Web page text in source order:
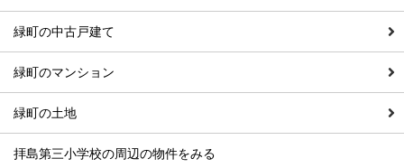
緑町の中古戸建て
緑町のマンション
緑町の土地
拝島第三小学校の周辺の物件をみる